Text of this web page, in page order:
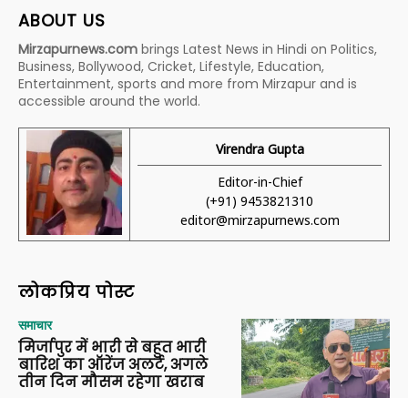
ABOUT US
Mirzapurnews.com brings Latest News in Hindi on Politics,
Business, Bollywood, Cricket, Lifestyle, Education,
Entertainment, sports and more from Mirzapur and is
accessible around the world.
Virendra Gupta
Editor-in-Chief
(+91) 9453821310
editor@mirzapurnews.com
लोकप्रिय पोस्ट
समाचार
मिर्जापुर में भारी से बहुत भारी
बारिश का ऑरेंज अलर्ट, अगले
तीन दिन मौसम रहेगा खराब